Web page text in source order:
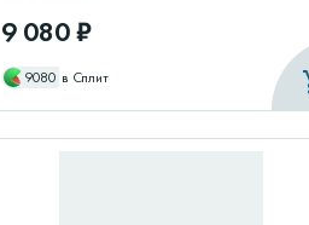
9 080 ₽
9080 в Сплит